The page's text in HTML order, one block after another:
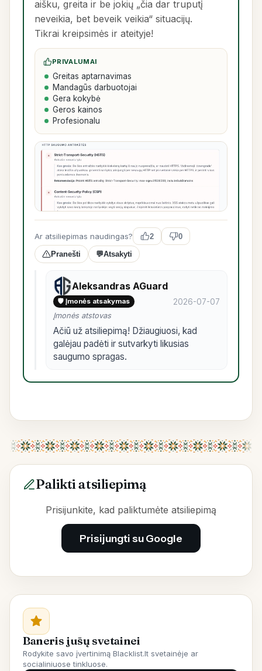
aišku, greita ir be jokių „čia dar truputį
neveikia, bet beveik veikia“ situacijų.
Tikrai kreipsimės ir ateityje!
PRIVALUMAI
Greitas aptarnavimas
Mandagūs darbuotojai
Gera kokybė
Geros kainos
Profesionalu
Ar atsiliepimas naudingas? 2 0
Pranešti 💬Atsakyti
Aleksandras AGuard
🛡️ Įmonės atsakymas 2026-07-07
Įmonės atstovas
Ačiū už atsiliepimą! Džiaugiuosi, kad
galėjau padėti ir sutvarkyti likusias
saugumo spragas.
Palikti atsiliepimą
Prisijunkite, kad paliktumėte atsiliepimą
Prisijungti su Google
Baneris jūsų svetainei
Rodykite savo įvertinimą Blacklist.lt svetainėje ar
socialiniuose tinkluose.